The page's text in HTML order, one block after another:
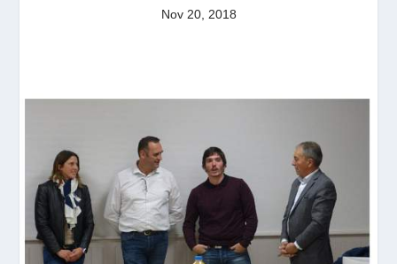
Nov 20, 2018